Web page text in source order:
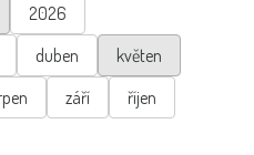
2026
duben
květen
září
říjen